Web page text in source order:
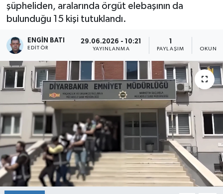
şüpheliden, aralarında örgüt elebaşının da
bulunduğu 15 kişi tutuklandı.
ENGIN BATI
EDITÖR
29.06.2026 - 10:21
YAYINLANMA PAYLAŞIM